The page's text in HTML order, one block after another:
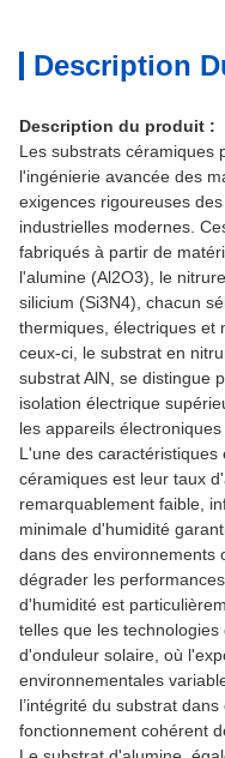
Description
Description du produit :
Les substrats céramiques
l'ingénierie avancée des
exigences rigoureuses
industrielles modernes.
fabriqués à partir de
l'alumine (Al2O3), le
silicium (Si3N4), chacun
thermiques, électriques et
ceux-ci, le substrat en
substrat AlN, se distingue
isolation électrique
les appareils
L'une des
céramiques est leur taux
remarquablement faible,
minimale d'humidité
dans des environnements
dégrader les
d'humidité est
telles que les
d'onduleur solaire, où
environnementales
l’intégrité du substrat
fonctionnement cohérent